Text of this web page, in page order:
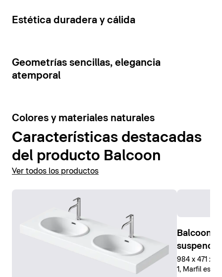
combinación de colores contrastantes.
Mostrar muebles de baño
5
Estética duradera y cálida
7
Geometrías sencillas, elegancia
atemporal
6
Colores y materiales naturales
Características destacadas
del producto Balcoon
Ver todos los productos
Balcoon
984 x 471 x
1, Marfil